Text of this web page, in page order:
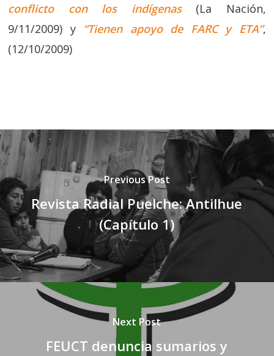
conflicto con los indígenas(La Nación,
9/11/2009) y “Tienen apoyo de FARC y ETA”,
(12/10/2009)
Previous Post
Revista Radial Puelche: Antilhue
(Capítulo 1)
Next Post
FEUCT denuncia sumarios y